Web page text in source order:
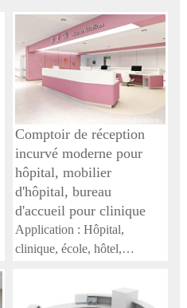
Comptoir de réception
incurvé moderne pour
hôpital, mobilier
d'hôpital, bureau
d'accueil pour clinique
Application : Hôpital,
clinique, école, hôtel,
bureaux, centre commercial,